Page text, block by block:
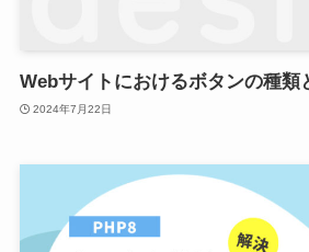
Webサイトにおけるボタンの種類
2024年7月22日